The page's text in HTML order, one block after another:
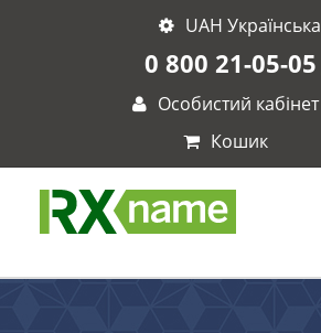
UAH Українська
0 800 21-05-05
Особистий кабінет
Кошик